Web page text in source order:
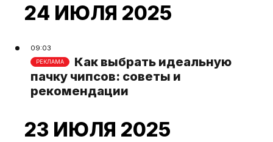
24 ИЮЛЯ 2025
09:03
РЕКЛАМА
Как выбрать идеальную
пачку чипсов: советы и
рекомендации
23 ИЮЛЯ 2025